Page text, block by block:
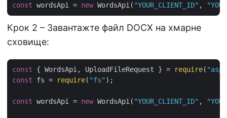
const wordsApi = new WordsApi( "YOUR_CLIENT_ID" ,
Крок 2 – Завантажте файл DOCX на хмарне
сховище:
const { WordsApi, UploadFileRequest } = require(
const fs = require( "fs" );
const wordsApi = new WordsApi( "YOUR_CLIENT_ID" ,